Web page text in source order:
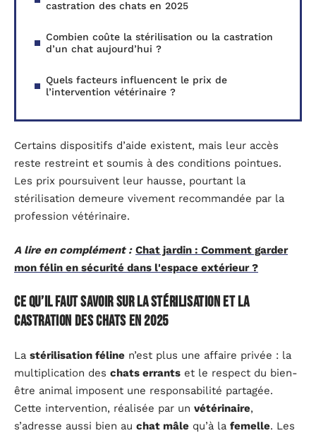
castration des chats en 2025
Combien coûte la stérilisation ou la castration
d’un chat aujourd’hui ?
Quels facteurs influencent le prix de
l’intervention vétérinaire ?
Certains dispositifs d’aide existent, mais leur accès
reste restreint et soumis à des conditions pointues.
Les prix poursuivent leur hausse, pourtant la
stérilisation demeure vivement recommandée par la
profession vétérinaire.
A lire en complément : Chat jardin : Comment garder
mon félin en sécurité dans l'espace extérieur ?
Ce qu’il faut savoir sur la stérilisation et la
castration des chats en 2025
La stérilisation féline n’est plus une affaire privée : la
multiplication des chats errants et le respect du bien-
être animal imposent une responsabilité partagée.
Cette intervention, réalisée par un vétérinaire,
s’adresse aussi bien au chat mâle qu’à la femelle. Les